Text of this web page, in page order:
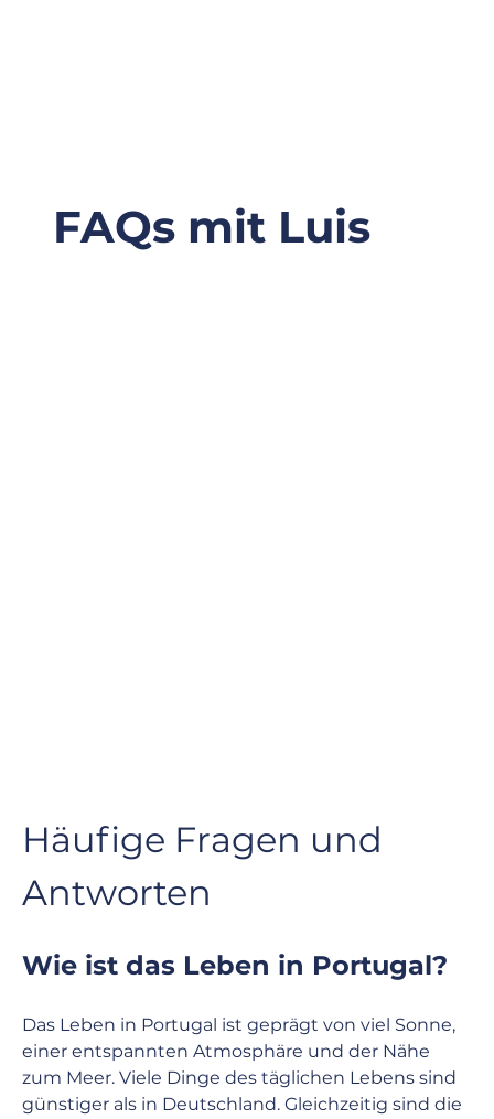
FAQs mit Luis
Häufige Fragen und
Antworten
Wie ist das Leben in Portugal?
Das Leben in Portugal ist geprägt von viel Sonne,
einer entspannten Atmosphäre und der Nähe
zum Meer. Viele Dinge des täglichen Lebens sind
günstiger als in Deutschland. Gleichzeitig sind die